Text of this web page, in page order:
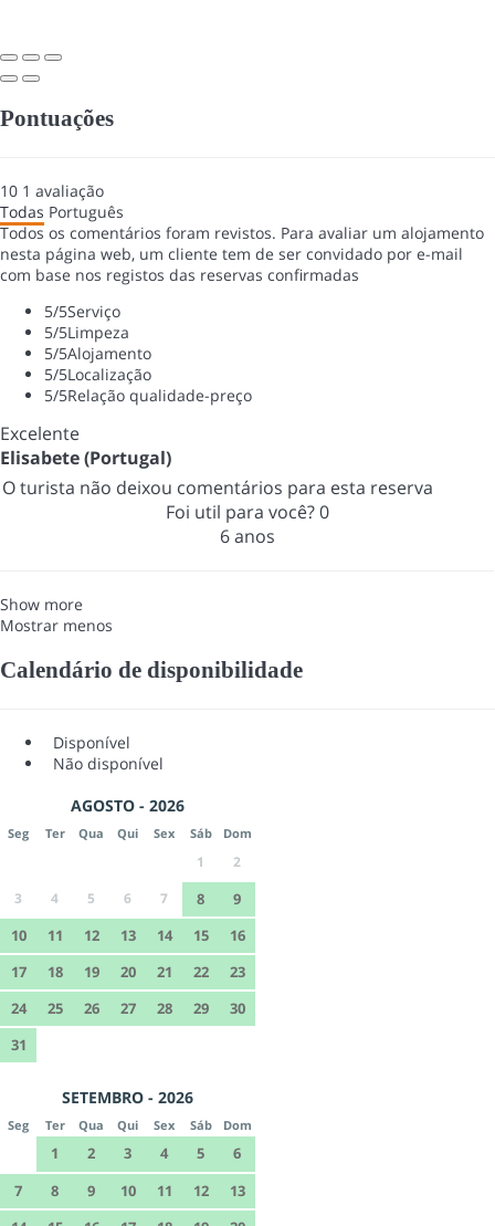
Pontuações
10 1 avaliação
Todas Português
Todos os comentários foram revistos. Para avaliar um alojamento
nesta página web, um cliente tem de ser convidado por e-mail
com base nos registos das reservas confirmadas
5/5Serviço
5/5Limpeza
5/5Alojamento
5/5Localização
5/5Relação qualidade-preço
Excelente
Elisabete (Portugal)
O turista não deixou comentários para esta reserva
Foi util para você?0
6 anos
Show more
Mostrar menos
Calendário de disponibilidade
Disponível
Não disponível
AGOSTO - 2026
Seg Ter Qua Qui Sex Sáb Dom
1
2
3
4 5 6 7 8
9
10
11 12 13 14 15
16
17
18 19 20 21 22
23
24
25 26 27 28 29
30
31
SETEMBRO - 2026
Seg Ter Qua Qui Sex Sáb Dom
1 2 3 4 5
6
7
8 9 10 11 12
13